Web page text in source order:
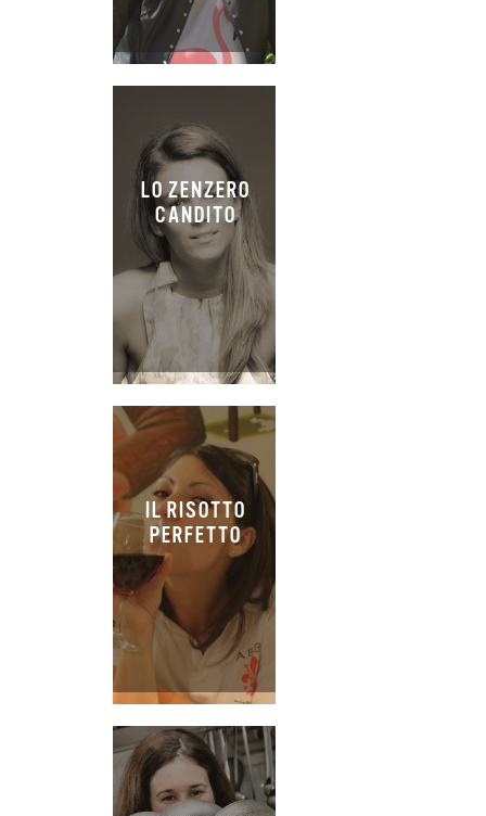
LO ZENZERO
CANDITO
IL RISOTTO
PERFETTO